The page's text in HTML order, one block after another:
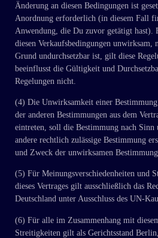
Änderung an diesen Bedingungen ist
Anordnung erforderlich (in diesem Fall
Anwendung, die Du zuvor getätigt hast).
diesen Verkaufsbedingungen unwirksam,
Grund undurchsetzbar ist, gilt diese
beeinflusst die Gültigkeit und
Regelungen nicht.
(4) Die Unwirksamkeit einer
der anderen Bestimmungen aus dem
eintreten, soll die Bestimmung nach Sinn
andere rechtlich zulässige Bestimmung
und Zweck der unwirksamen
(5) Für Meinungsverschiedenheiten und
dieses Vertrages gilt ausschließlich das
Deutschland unter Ausschluss des UN-
(6) Für alle im Zusammenhang mit
Streitigkeiten gilt als Gerichtsstand